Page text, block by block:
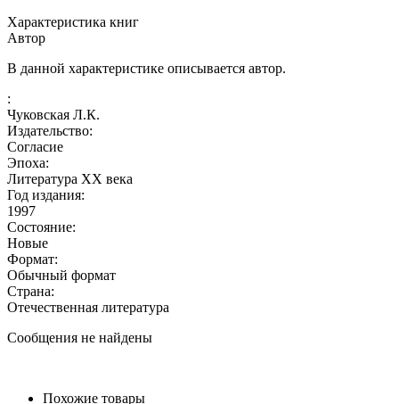
Характеристика книг
Автор
В данной характеристике описывается автор.
:
Чуковская Л.К.
Издательство:
Согласие
Эпоха:
Литература XX века
Год издания:
1997
Состояние:
Новые
Формат:
Обычный формат
Страна:
Отечественная литература
Сообщения не найдены
Похожие товары